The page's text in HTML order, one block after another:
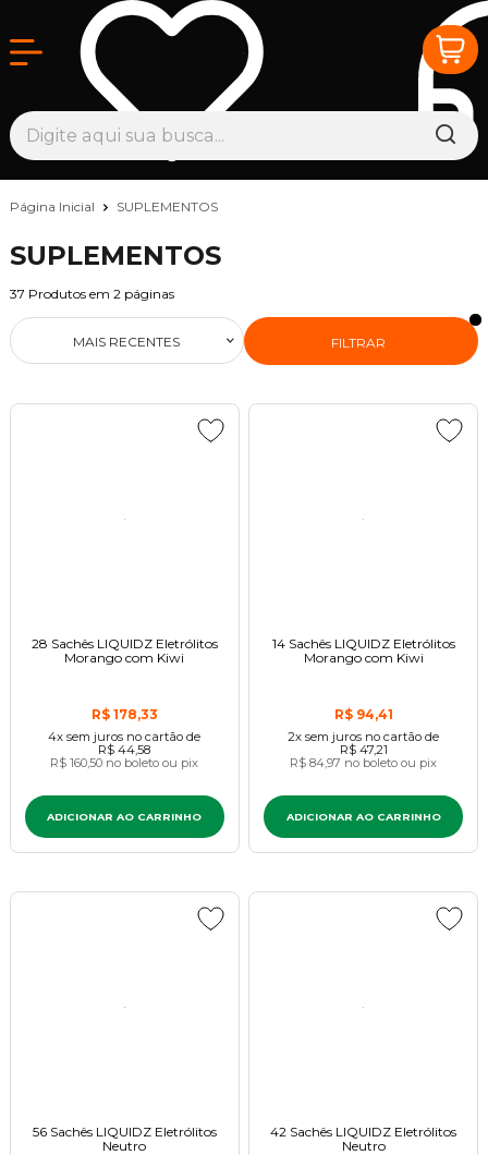
Página Inicial SUPLEMENTOS
SUPLEMENTOS
37 Produtos em 2 páginas
FILTRAR
MAIS RECENTES
28 Sachês LIQUIDZ Eletrólitos
Morango com Kiwi
R$ 178,33
4x sem juros no cartão de
R$ 44,58
R$ 160,50 no boleto ou pix
ADICIONAR AO CARRINHO
14 Sachês LIQUIDZ Eletrólitos
Morango com Kiwi
R$ 94,41
2x sem juros no cartão de
R$ 47,21
R$ 84,97 no boleto ou pix
ADICIONAR AO CARRINHO
56 Sachês LIQUIDZ Eletrólitos
Neutro
42 Sachês LIQUIDZ Eletrólitos
Neutro